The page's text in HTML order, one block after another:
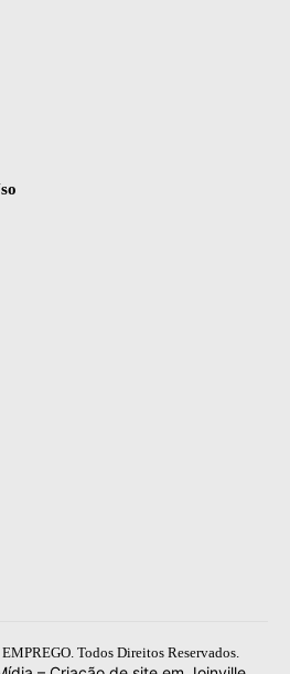
Todos Direitos Reservados.